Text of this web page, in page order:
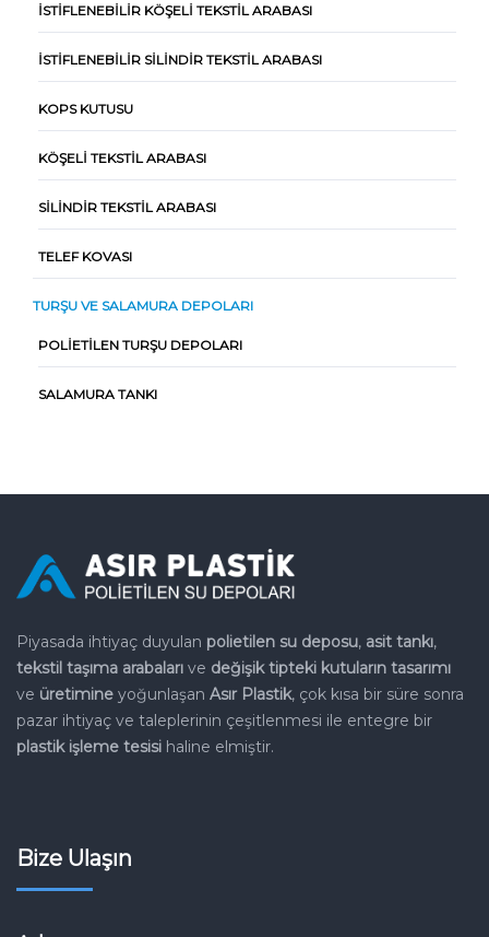
İSTIFLENEBILIR KÖŞELI TEKSTIL ARABASI
İSTIFLENEBILIR SILINDIR TEKSTIL ARABASI
KOPS KUTUSU
KÖŞELI TEKSTIL ARABASI
SILINDIR TEKSTIL ARABASI
TELEF KOVASI
TURŞU VE SALAMURA DEPOLARI
POLIETILEN TURŞU DEPOLARI
SALAMURA TANKI
Piyasada ihtiyaç duyulan polietilen su deposu, asit tankı,
tekstil taşıma arabaları ve değişik tipteki kutuların tasarımı
ve üretimine yoğunlaşan Asır Plastik, çok kısa bir süre sonra
pazar ihtiyaç ve taleplerinin çeşitlenmesi ile entegre bir
plastik işleme tesisi haline elmiştir.
Bize Ulaşın